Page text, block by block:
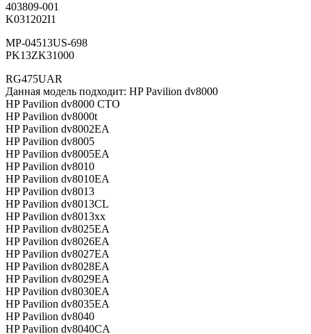
403809-001
K031202I1
MP-04513US-698
PK13ZK31000
RG475UAR
Данная модель подходит: HP Pavilion dv8000
HP Pavilion dv8000 CTO
HP Pavilion dv8000t
HP Pavilion dv8002EA
HP Pavilion dv8005
HP Pavilion dv8005EA
HP Pavilion dv8010
HP Pavilion dv8010EA
HP Pavilion dv8013
HP Pavilion dv8013CL
HP Pavilion dv8013xx
HP Pavilion dv8025EA
HP Pavilion dv8026EA
HP Pavilion dv8027EA
HP Pavilion dv8028EA
HP Pavilion dv8029EA
HP Pavilion dv8030EA
HP Pavilion dv8035EA
HP Pavilion dv8040
HP Pavilion dv8040CA